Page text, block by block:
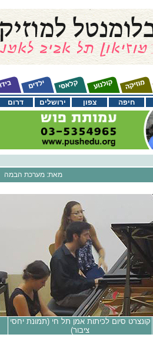
דרום ירושלים צפון חיפה
מאת: מערכת הבמה
קונצרט סיום לכיתות אמן תל חי (תמונת יחסי
ציבור)